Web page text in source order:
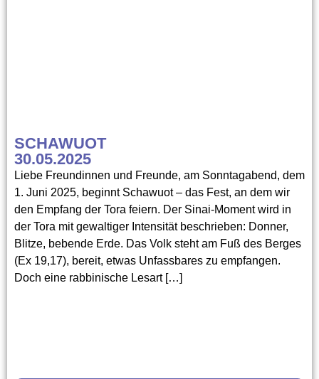
SCHAWUOT
30.05.2025
Liebe Freundinnen und Freunde, am Sonntagabend, dem
1. Juni 2025, beginnt Schawuot – das Fest, an dem wir
den Empfang der Tora feiern. Der Sinai-Moment wird in
der Tora mit gewaltiger Intensität beschrieben: Donner,
Blitze, bebende Erde. Das Volk steht am Fuß des Berges
(Ex 19,17), bereit, etwas Unfassbares zu empfangen.
Doch eine rabbinische Lesart […]